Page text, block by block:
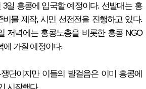
일 홍콩에 입국할 예정이다. 선발대는 홍
물 제작, 시민 선전전을 진행하고 있다.
저녁에는 홍콩노총을 비롯한 홍콩 NGO
에 가질 예정이다.
단이지만 이들의 발걸음은 이미 홍콩에